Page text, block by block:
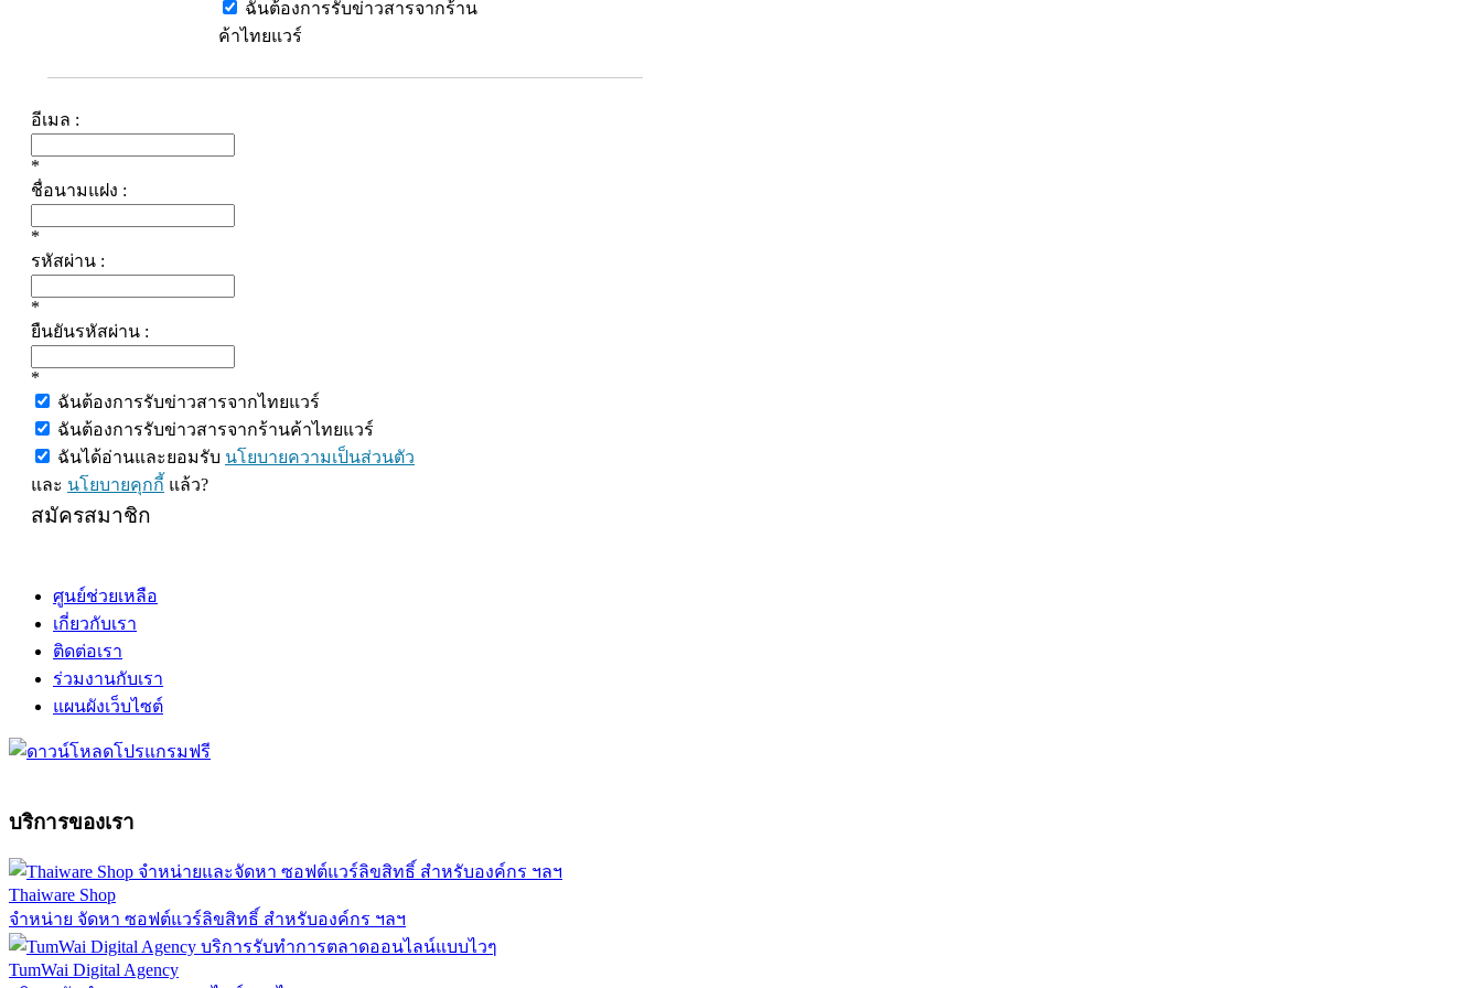
ฉันต้องการรับข่าวสารจากร้าน
ค้าไทยแวร์
อีเมล :
*
ชื่อนามแฝง :
*
รหัสผ่าน :
*
ยืนยันรหัสผ่าน :
*
ฉันต้องการรับข่าวสารจากไทยแวร์
ฉันต้องการรับข่าวสารจากร้านค้าไทยแวร์
ฉันได้อ่านและยอมรับ นโยบายความเป็นส่วนตัว
และ นโยบายคุกกี้ แล้ว?
สมัครสมาชิก
ศูนย์ช่วยเหลือ
เกี่ยวกับเรา
ติดต่อเรา
ร่วมงานกับเรา
แผนผังเว็บไซต์
บริการของเรา
Thaiware Shop
จำหน่าย จัดหา ซอฟต์แวร์ลิขสิทธิ์ สำหรับองค์กร ฯลฯ
TumWai Digital Agency